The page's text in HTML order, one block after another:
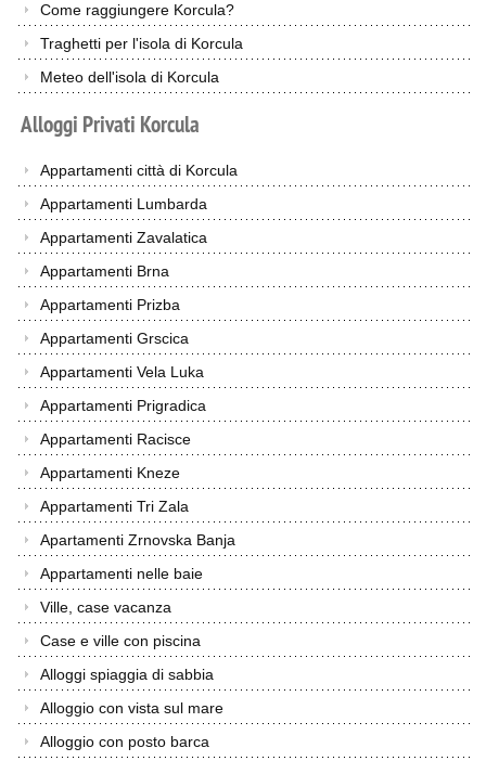
Come raggiungere Korcula?
Traghetti per l'isola di Korcula
Meteo dell'isola di Korcula
Alloggi Privati Korcula
Appartamenti città di Korcula
Appartamenti Lumbarda
Appartamenti Zavalatica
Appartamenti Brna
Appartamenti Prizba
Appartamenti Grscica
Appartamenti Vela Luka
Appartamenti Prigradica
Appartamenti Racisce
Appartamenti Kneze
Appartamenti Tri Zala
Apartamenti Zrnovska Banja
Appartamenti nelle baie
Ville, case vacanza
Case e ville con piscina
Alloggi spiaggia di sabbia
Alloggio con vista sul mare
Alloggio con posto barca